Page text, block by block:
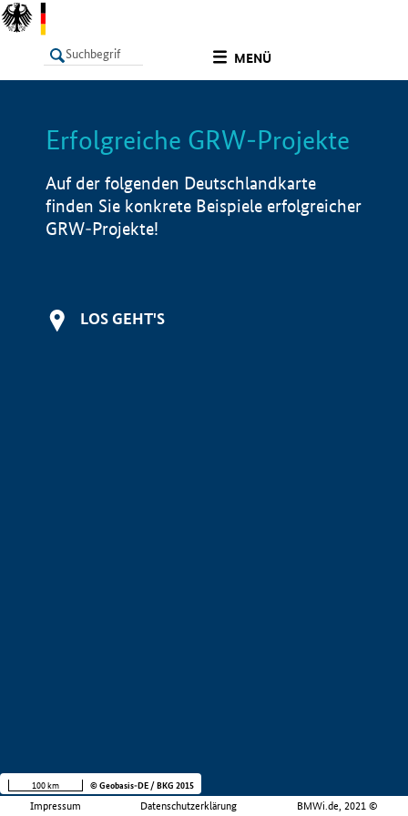
MENÜ
LISTE Info
Erfolgreiche GRW-Projekte
Auf der folgenden Deutschlandkarte
finden Sie konkrete Beispiele erfolgreicher
GRW-Projekte!
LOS GEHT'S
Impressum Datenschutzerklärung BMWi.de, 2021 ©
100 km © Geobasis-DE / BKG 2015